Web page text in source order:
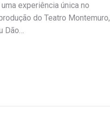
experiência única no
do Teatro Montemuro,
Dão…